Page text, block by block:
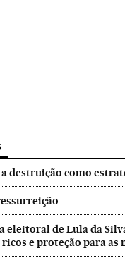
destruição como
eleitoral de Lula da
e proteção para as